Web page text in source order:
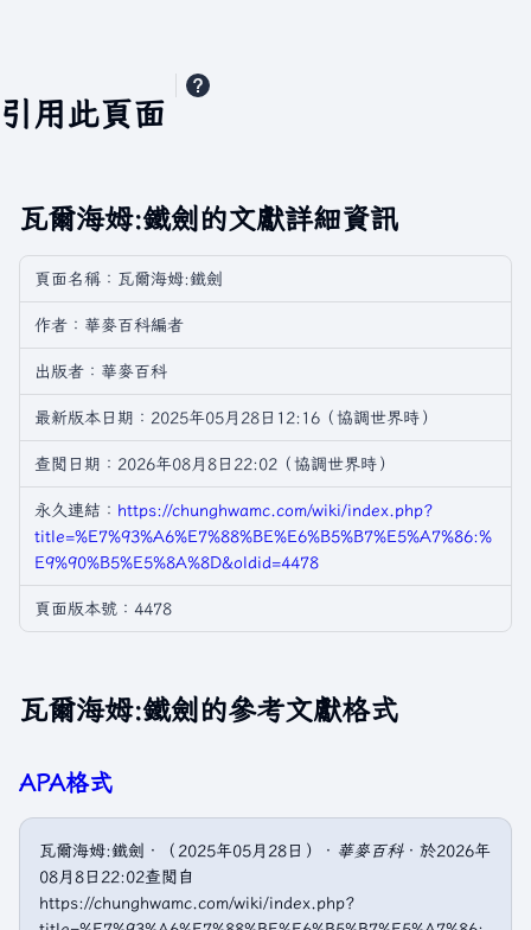
引用此頁面
瓦爾海姆:鐵劍的文獻詳細資訊
頁面名稱：瓦爾海姆:鐵劍
作者：華麥百科編者
出版者：華麥百科
最新版本日期：2025年05月28日12:16（協調世界時）
查閲日期：2026年08月8日22:02（協調世界時）
永久連結： https://chunghwamc.com/wiki/index.php?
title=%E7%93%A6%E7%88%BE%E6%B5%B7%E5%A7%86:%
E9%90%B5%E5%8A%8D&oldid=4478
頁面版本號：4478
瓦爾海姆:鐵劍的參考文獻格式
APA格式
瓦爾海姆:鐵劍．（2025年05月28日）． 華麥百科．於2026年
08月8日22:02查閲自
https://chunghwamc.com/wiki/index.php?